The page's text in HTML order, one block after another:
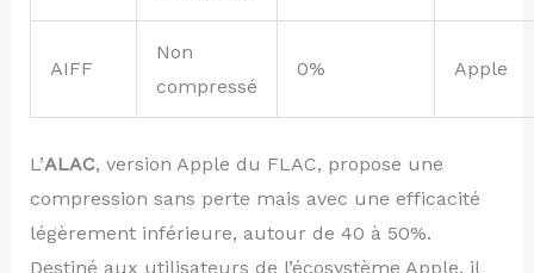
AIFF
Non
compressé
0% Apple
L’ALAC, version Apple du FLAC, propose une
compression sans perte mais avec une efficacité
légèrement inférieure, autour de 40 à 50%.
Destiné aux utilisateurs de l’écosystème Apple, il